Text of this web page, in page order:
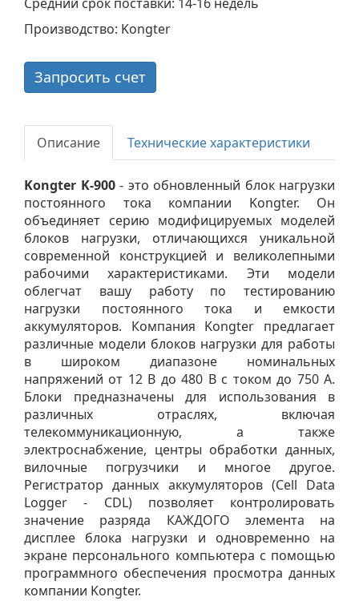
Производство: Kongter
Запросить счет
Описание Технические характеристики
Kongter K-900- это обновленный блок нагрузки
постоянного тока компании Kongter. Он
объединяет серию модифицируемых моделей
блоков нагрузки, отличающихся уникальной
современной конструкцией и великолепными
рабочими характеристиками. Эти модели
облегчат вашу работу по тестированию
нагрузки постоянного тока и емкости
аккумуляторов. Компания Kongter предлагает
различные модели блоков нагрузки для работы
в широком диапазоне номинальных
напряжений от 12 В до 480 В с током до 750 А.
Блоки предназначены для использования в
различных отраслях, включая
телекоммуникационную, а также
электроснабжение, центры обработки данных,
вилочные погрузчики и многое другое.
Регистратор данных аккумуляторов (Cell Data
Logger - CDL) позволяет контролировать
значение разряда КАЖДОГО элемента на
дисплее блока нагрузки и одновременно на
экране персонального компьютера с помощью
программного обеспечения просмотра данных
компании Kongter.